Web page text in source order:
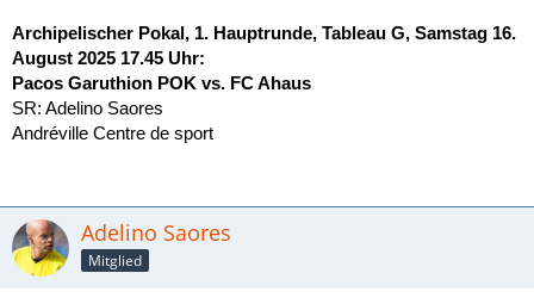
Archipelischer Pokal, 1. Hauptrunde, Tableau G, Samstag 16.
August 2025 17.45 Uhr:
Pacos Garuthion POK vs. FC Ahaus
SR: Adelino Saores
Andréville Centre de sport
Adelino Saores
Mitglied